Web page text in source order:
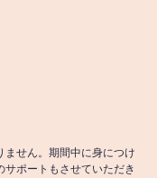
せん。期間中に身につけ
ポートもさせていただき